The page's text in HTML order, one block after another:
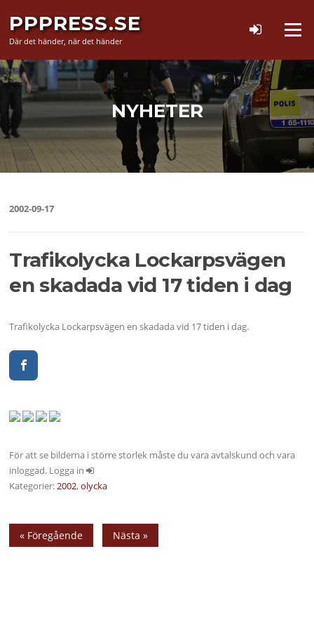
innehåll
PPPRESS.SE
Där det händer, när det händer
Meny
NYHETER
2002-09-17
Trafikolycka Lockarpsvägen
en skadada vid 17 tiden i dag
Trafikolycka Lockarpsvägen en skadada vid 17 tiden i dag.
För att se bilderna i större storlek måste du vara avtalskund och vara
inloggad. Logga in
Kategorier:2002,olycka
« Föregående Nästa »